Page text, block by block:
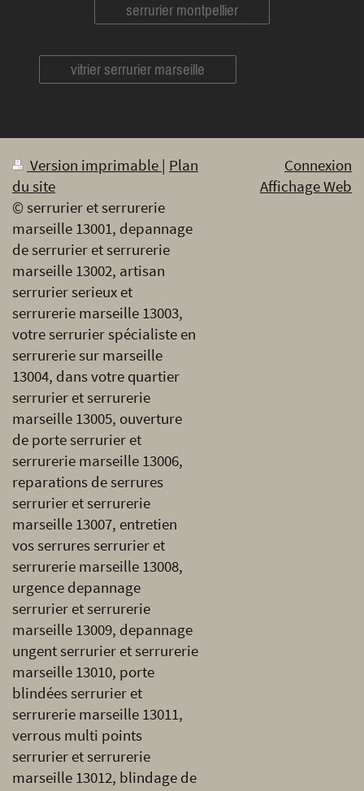
serrurier montpellier
vitrier serrurier marseille
Version imprimable | Plan
du site
© serrurier et serrurerie
marseille 13001, depannage
de serrurier et serrurerie
marseille 13002, artisan
serrurier serieux et
serrurerie marseille 13003,
votre serrurier spécialiste en
serrurerie sur marseille
13004, dans votre quartier
serrurier et serrurerie
marseille 13005, ouverture
de porte serrurier et
serrurerie marseille 13006,
reparations de serrures
serrurier et serrurerie
marseille 13007, entretien
vos serrures serrurier et
serrurerie marseille 13008,
urgence depannage
serrurier et serrurerie
marseille 13009, depannage
ungent serrurier et serrurerie
marseille 13010, porte
blindées serrurier et
serrurerie marseille 13011,
verrous multi points
serrurier et serrurerie
marseille 13012, blindage de
Connexion
Affichage Web